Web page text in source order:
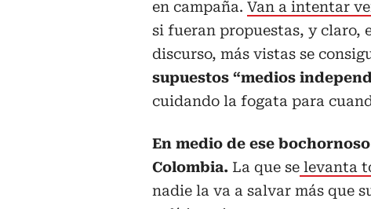
en campaña. Van a intentar
si fueran propuestas, y claro,
discurso, más vistas se
supuestos “medios
cuidando la fogata para
En medio de ese
Colombia. La que se levanta
nadie la va a salvar más que